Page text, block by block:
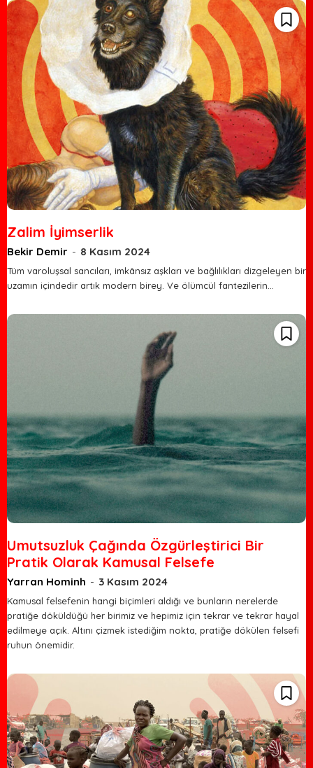
Zalim İyimserlik
Bekir Demir - 8 Kasım 2024
Tüm varoluşsal sancıları, imkânsız aşkları ve bağlılıkları dizgeleyen bir
uzamın içindedir artık modern birey. Ve ölümcül fantezilerin…
Umutsuzluk Çağında Özgürleştirici Bir
Pratik Olarak Kamusal Felsefe
Yarran Hominh - 3 Kasım 2024
Kamusal felsefenin hangi biçimleri aldığı ve bunların nerelerde
pratiğe döküldüğü her birimiz ve hepimiz için tekrar ve tekrar hayal
edilmeye açık. Altını çizmek istediğim nokta, pratiğe dökülen felsefi
ruhun önemidir.